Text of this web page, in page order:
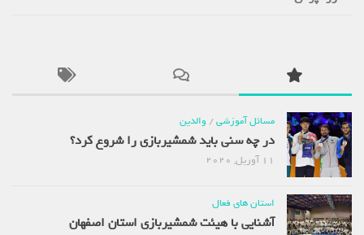
مسائل آموزشی/ والدین
در چه سنی باید شمشیربازی را شروع کرد؟
11 آوریل, 2020
استان های فعال
آشنایی با هیئت شمشیربازی استان اصفهان